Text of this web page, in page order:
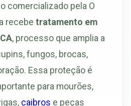
comercializado pela O
recebe tratamento em
, processo que amplia a
fungos, brocas,
Essa proteção é
para mourões,
caibros e peças